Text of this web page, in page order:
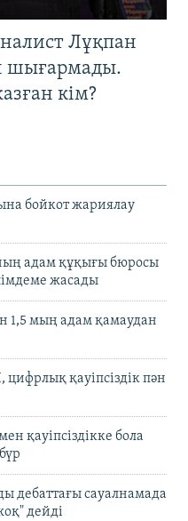
Лұқпан
шығармады.
кім?
бойкот жариялау
адам құқығы бюросы
жасады
1,5 мың адам қамаудан
қауіпсіздік пән
қауіпсіздікке бола
дебаттағы сауалнамада
дейді